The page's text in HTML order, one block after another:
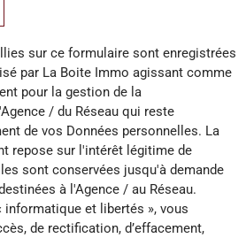
sur ce formulaire sont enregistrées
par La Boite Immo agissant comme
pour la gestion de la
/ du Réseau qui reste
de vos Données personnelles. La
repose sur l'intérêt légitime de
sont conservées jusqu'à demande
à l'Agence / au Réseau.
et libertés », vous
de rectification, d’effacement,